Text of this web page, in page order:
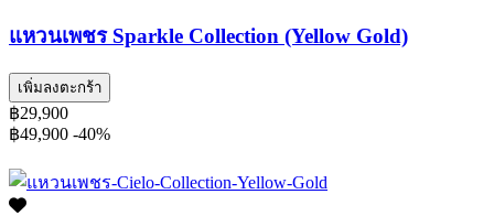
แหวนเพชร Sparkle Collection (Yellow Gold)
เพิ่มลงตะกร้า
฿29,900
฿49,900 -40%